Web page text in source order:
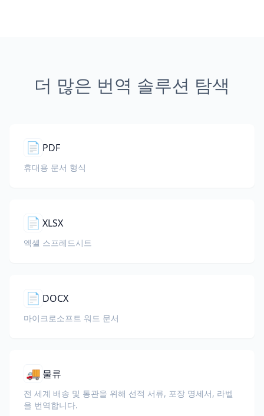
더 많은 번역 솔루션 탐색
📄 PDF
휴대용 문서 형식
📄 XLSX
엑셀 스프레드시트
📄 DOCX
마이크로소프트 워드 문서
🚚 물류
전 세계 배송 및 통관을 위해 선적 서류, 포장 명세서, 라벨
을 번역합니다.